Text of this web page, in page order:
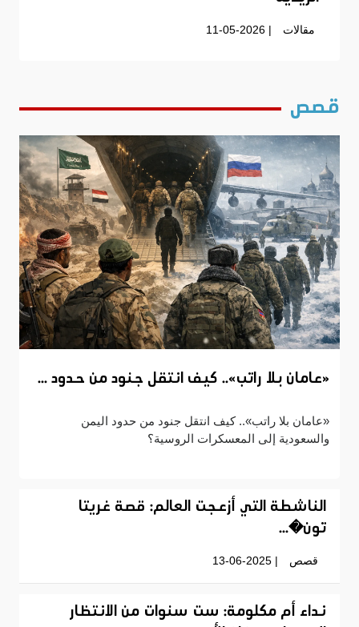
مقالات | 11-05-2026
قصص
«عامان بلا راتب».. كيف انتقل جنود من حدود ...
«عامان بلا راتب».. كيف انتقل جنود من حدود اليمن
والسعودية إلى المعسكرات الروسية؟
الناشطة التي أزعجت العالم: قصة غريتا
تون�...
قصص | 13-06-2025
نداء أم مكلومة: ست سنوات من الانتظار